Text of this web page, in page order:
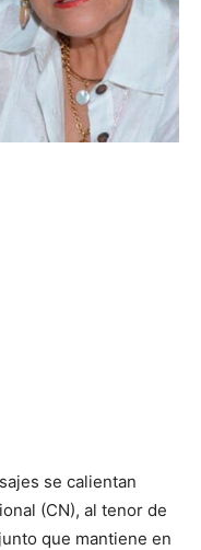
se calientan
(CN), al tenor de
que mantiene en